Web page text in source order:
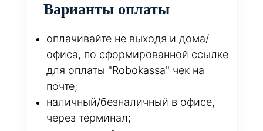
Варианты оплаты
оплачивайте не выходя и дома/
офиса, по сформированной ссылке
для оплаты "Robokassa" чек на
почте;
наличный/безналичный в офисе,
через терминал;